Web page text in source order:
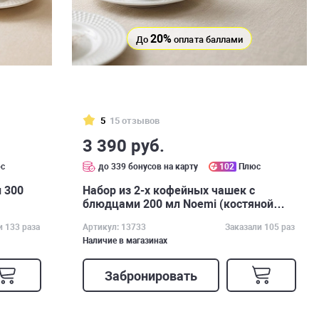
300
133 раза
До20% оплата баллами
5 15 отзывов
3 390 руб.
до 339 бонусов на карту 102 Плюс
Набор из 2-х кофейных чашек с
блюдцами 200 мл Noemi (костяной
Артикул: 13733
Заказали 105 раз
Наличие в магазинах
Забронировать